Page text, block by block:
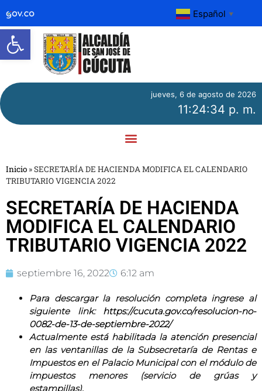
Abrir barra de herramientas
Español ▼
jueves, 6 de agosto de 2026
11:24:34 p. m.
Inicio »SECRETARÍA DE HACIENDA MODIFICA EL CALENDARIO
TRIBUTARIO VIGENCIA 2022
SECRETARÍA DE HACIENDA
MODIFICA EL CALENDARIO
TRIBUTARIO VIGENCIA 2022
septiembre 16, 2022 6:12 am
Para descargar la resolución completa ingrese al
siguiente link: https://cucuta.gov.co/resolucion-no-
0082-de-13-de-septiembre-2022/
Actualmente está habilitada la atención presencial
en las ventanillas de la Subsecretaría de Rentas e
Impuestos en el Palacio Municipal con el módulo de
impuestos menores (servicio de grúas y
estampillas).